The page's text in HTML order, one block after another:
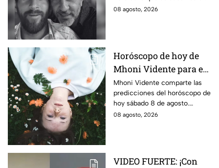
ahora sobre su fallecimiento
08 agosto, 2026
Horóscopo de hoy de
Mhoni Vidente para el
sábado 8 de agosto
¡Cierre de ciclo!
Mhoni Vidente comparte las
predicciones del horóscopo de
hoy sábado 8 de agosto.
Descubre qué signos vivirán
08 agosto, 2026
VIDEO FUERTE: ¡Con